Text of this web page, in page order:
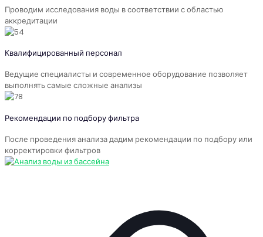
Проводим исследования воды в соответствии с областью
аккредитации
Квалифицированный персонал
Ведущие специалисты и современное оборудование позволяет
выполнять самые сложные анализы
Рекомендации по подбору фильтра
После проведения анализа дадим рекомендации по подбору или
корректировки фильтров